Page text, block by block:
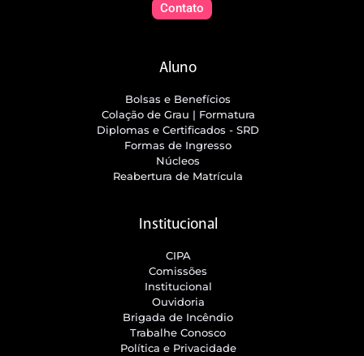
Contato
Aluno
Bolsas e Benefícios
Colação de Grau | Formatura
Diplomas e Certificados - SRD
Formas de Ingresso
Núcleos
Reabertura de Matrícula
Institucional
CIPA
Comissões
Institucional
Ouvidoria
Brigada de Incêndio
Trabalhe Conosco
Política e Privacidade